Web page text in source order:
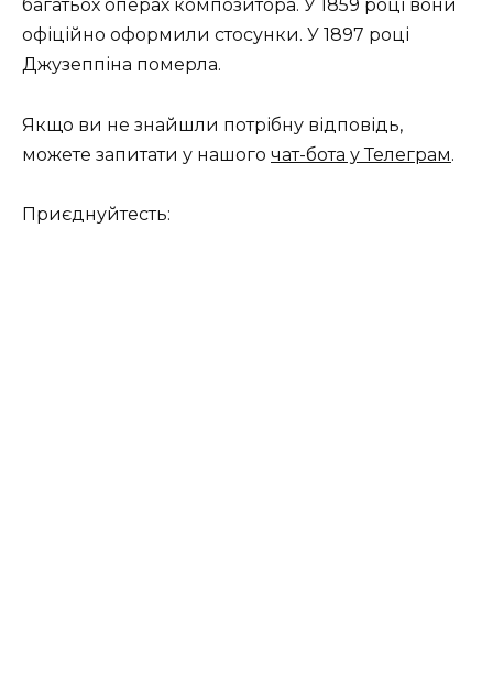
багатьох операх композитора. У 1859 році вони
офіційно оформили стосунки. У 1897 році
Джузеппіна померла.
Якщо ви не знайшли потрібну відповідь,
можете запитати у нашого чат-бота у Телеграм.
Приєднуйтесть: